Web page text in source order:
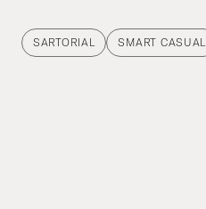
SARTORIAL SMART CASUAL